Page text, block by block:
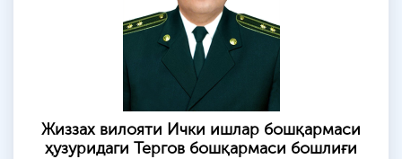
Жиззах вилояти Ички ишлар бошқармаси
ҳузуридаги Тергов бошқармаси бошлиғи